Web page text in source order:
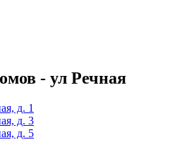
- ул Речная
д. 1
д. 3
д. 5